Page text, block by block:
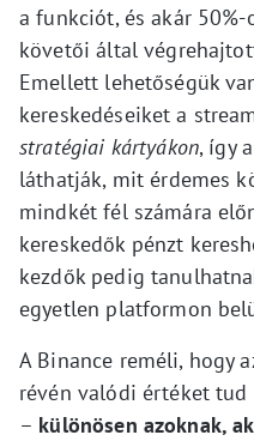
a funkciót, és akár
követői által
Emellett lehetőségük
kereskedéseiket a
stratégiai kártyákon, így
láthatják, mit érdemes
mindkét fél számára
kereskedők pénzt
kezdők pedig
egyetlen platformon
A Binance reméli, hogy
révén valódi értéket
– különösen azoknak,